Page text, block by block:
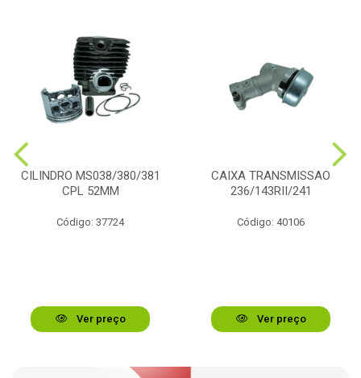
CILINDRO MS038/380/381
CPL 52MM
Código: 37724
Ver preço
CAIXA TRANSMISSAO
236/143RII/241
Código: 40106
Ver preço